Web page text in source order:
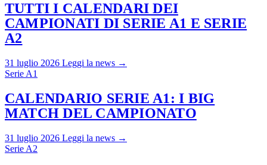
TUTTI I CALENDARI DEI
CAMPIONATI DI SERIE A1 E SERIE
A2
31 luglio 2026 Leggi la news →
Serie A1
CALENDARIO SERIE A1: I BIG
MATCH DEL CAMPIONATO
31 luglio 2026 Leggi la news →
Serie A2